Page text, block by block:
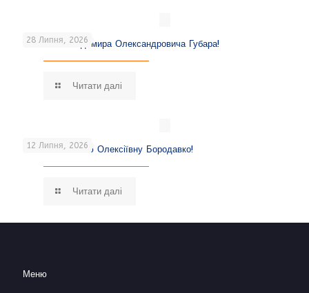
28 Липня, 2026
Вітаємо Володимира Олександровича Губара!
Читати далі
12 Липня, 2026
Вітаємо Наталію Олексіївну Бородавко!
Читати далі
Меню